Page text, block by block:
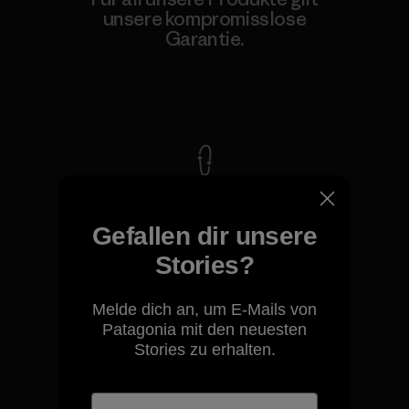
unsere kompromisslose
Garantie.
Verantwortung für unsere
Auswirkungen.
Unser Fußabdruck
Gefallen dir unsere
Stories?
Melde dich an, um E-Mails von
Patagonia mit den neuesten
Stories zu erhalten.